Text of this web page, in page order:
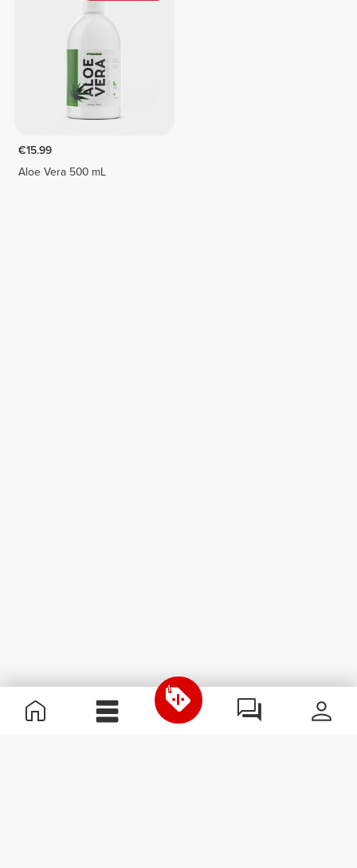
€15.99
Aloe Vera 500 mL